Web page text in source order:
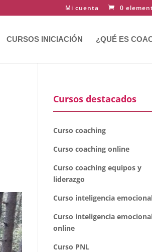
Mi cuenta 0
CURSOS INICIACIÓN ¿QUÉ ES
Cursos destacados
Curso coaching
Curso coaching online
Curso coaching equipos y
liderazgo
Curso inteligencia
Curso inteligencia
online
Curso PNL